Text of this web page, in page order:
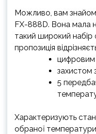
Можливо, вам
FX-888D. Вона мала
такий широкий набір
пропозиція
цифровим
захистом
5
Характеризують
обраної